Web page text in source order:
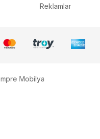
Reklamlar
Mobilya